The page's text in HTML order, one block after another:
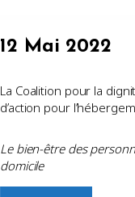
12 Mai 2022
La Coalition pour la
d’action pour
Le bien-être des
domicile